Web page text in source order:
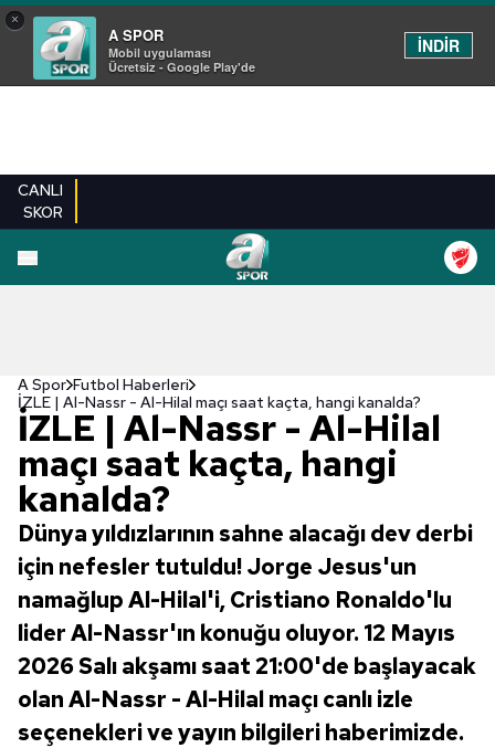
×
A SPOR
Mobil uygulaması
Ücretsiz - Google Play'de
İNDİR
CANLI
SKOR
A Spor Futbol Haberleri
İZLE | Al-Nassr - Al-Hilal maçı saat kaçta, hangi kanalda?
İZLE | Al-Nassr - Al-Hilal
maçı saat kaçta, hangi
kanalda?
Dünya yıldızlarının sahne alacağı dev derbi
için nefesler tutuldu! Jorge Jesus'un
namağlup Al-Hilal'i, Cristiano Ronaldo'lu
lider Al-Nassr'ın konuğu oluyor. 12 Mayıs
2026 Salı akşamı saat 21:00'de başlayacak
olan Al-Nassr - Al-Hilal maçı canlı izle
seçenekleri ve yayın bilgileri haberimizde.